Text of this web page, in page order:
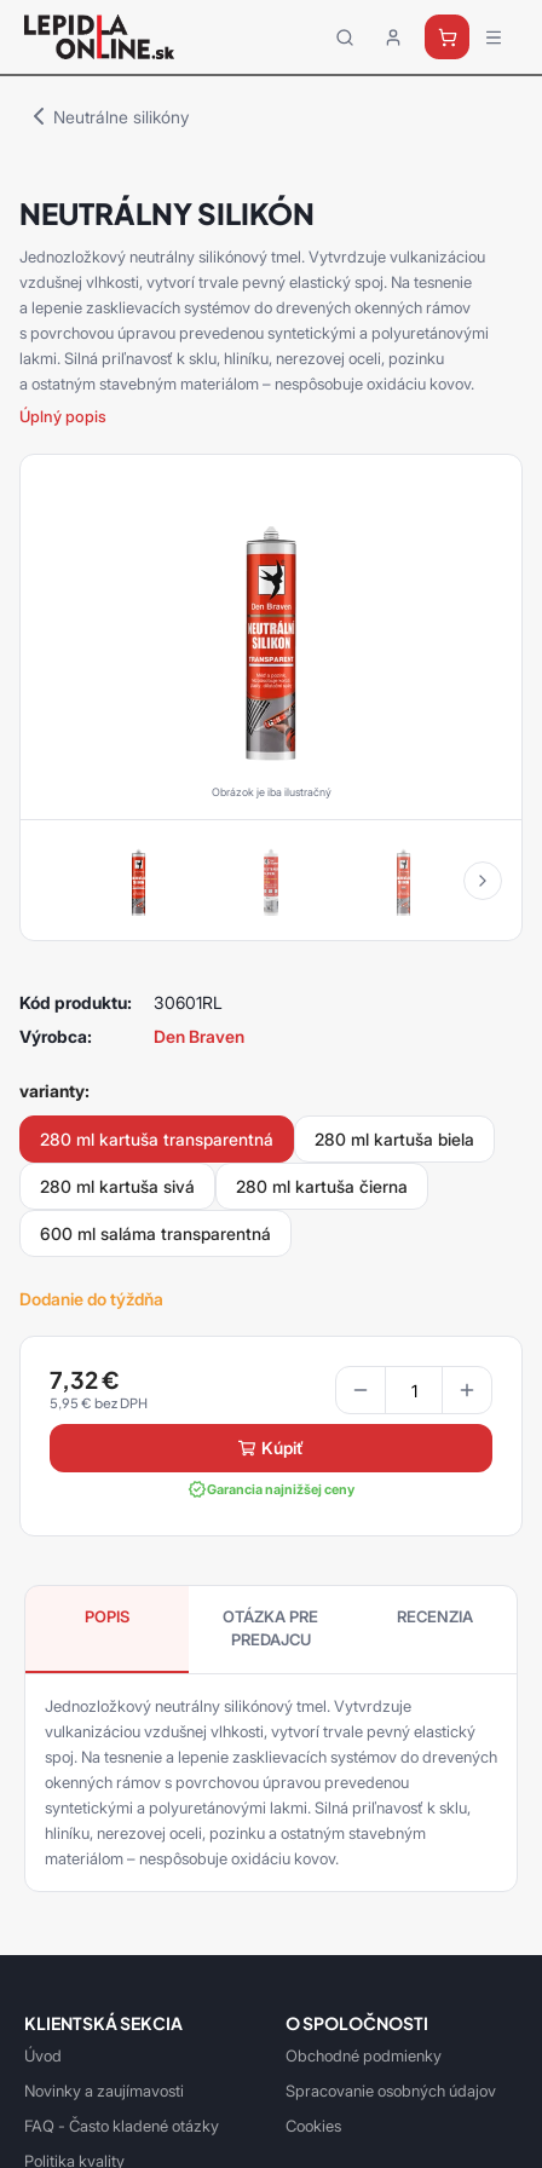
Priemyselné
lepidlá
Neutrálne silikóny
NEUTRÁLNY SILIKÓN
Jednozložkový neutrálny silikónový tmel. Vytvrdzuje vulkanizáciou
vzdušnej vlhkosti, vytvorí trvale pevný elastický spoj. Na tesnenie
a lepenie zasklievacích systémov do drevených okenných rámov
s povrchovou úpravou prevedenou syntetickými a polyuretánovými
lakmi. Silná priľnavosť k sklu, hliníku, nerezovej oceli, pozinku
a ostatným stavebným materiálom – nespôsobuje oxidáciu kovov.
Úplný popis
Obrázok je iba ilustračný
Kód produktu:
30601RL
Výrobca:
Den Braven
varianty:
280 ml kartuša transparentná 280 ml kartuša biela
280 ml kartuša sivá 280 ml kartuša čierna
600 ml saláma transparentná
Dodanie do týždňa
7,32€
5,95 €
kúpiť
Garancia najnižšej ceny
POPIS
OTÁZKA PRE
PREDAJCU
RECENZIA
Jednozložkový neutrálny silikónový tmel. Vytvrdzuje
vulkanizáciou vzdušnej vlhkosti, vytvorí trvale pevný elastický
spoj. Na tesnenie a lepenie zasklievacích systémov do drevených
okenných rámov s povrchovou úpravou prevedenou
syntetickými a polyuretánovými lakmi. Silná priľnavosť k sklu,
hliníku, nerezovej oceli, pozinku a ostatným stavebným
materiálom – nespôsobuje oxidáciu kovov.
KLIENTSKÁ SEKCIA
Úvod
Novinky a zaujímavosti
FAQ - Často kladené otázky
Politika kvality
O SPOLOČNOSTI
Obchodné podmienky
Spracovanie osobných údajov
Cookies